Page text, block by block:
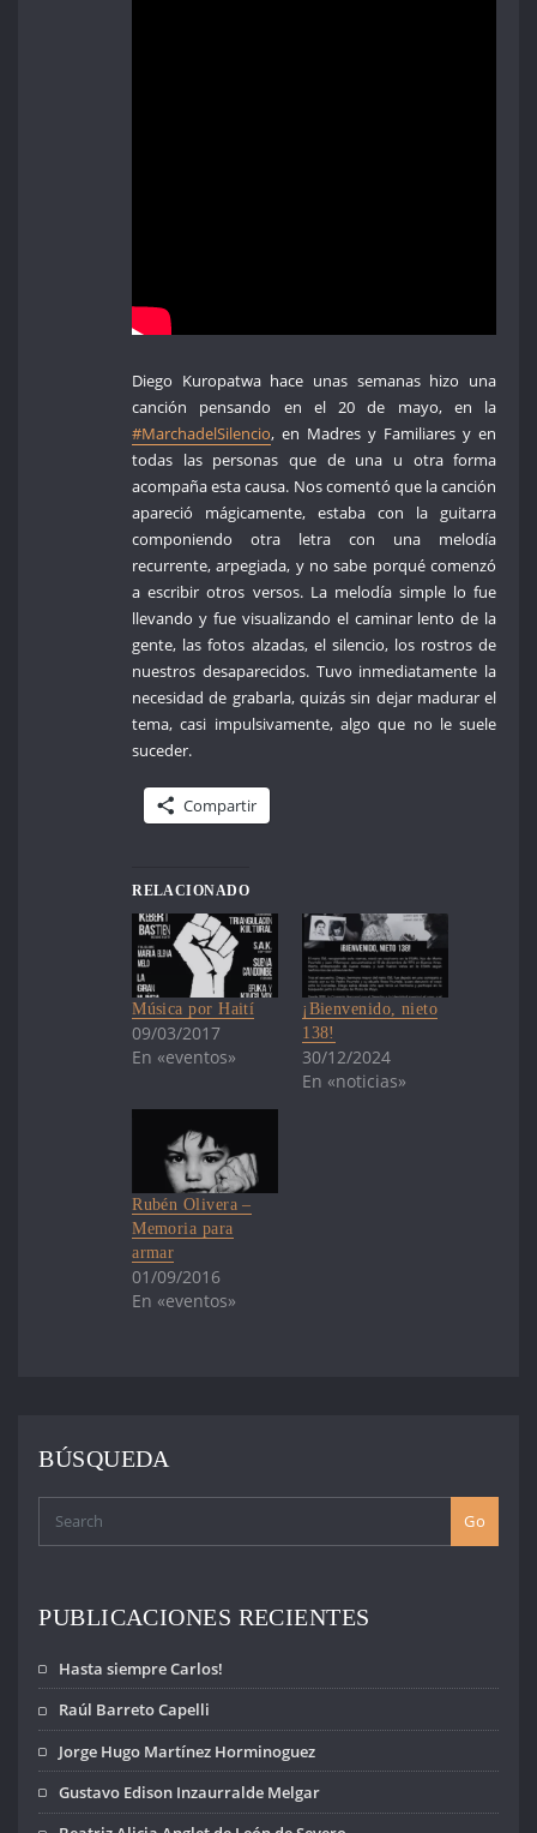
Diego Kuropatwa hace unas semanas hizo una
canción pensando en el 20 de mayo, en la
#MarchadelSilencio, en Madres y Familiares y en
todas las personas que de una u otra forma
acompaña esta causa. Nos comentó que la canción
apareció mágicamente, estaba con la guitarra
componiendo otra letra con una melodía
recurrente, arpegiada, y no sabe porqué comenzó
a escribir otros versos. La melodía simple lo fue
llevando y fue visualizando el caminar lento de la
gente, las fotos alzadas, el silencio, los rostros de
nuestros desaparecidos. Tuvo inmediatamente la
necesidad de grabarla, quizás sin dejar madurar el
tema, casi impulsivamente, algo que no le suele
suceder.
Compartir
RELACIONADO
Música por Haití
09/03/2017
En «eventos»
¡Bienvenido, nieto
138!
30/12/2024
En «noticias»
Rubén Olivera –
Memoria para
armar
01/09/2016
En «eventos»
BÚSQUEDA
Go
PUBLICACIONES RECIENTES
Hasta siempre Carlos!
Raúl Barreto Capelli
Jorge Hugo Martínez Horminoguez
Gustavo Edison Inzaurralde Melgar